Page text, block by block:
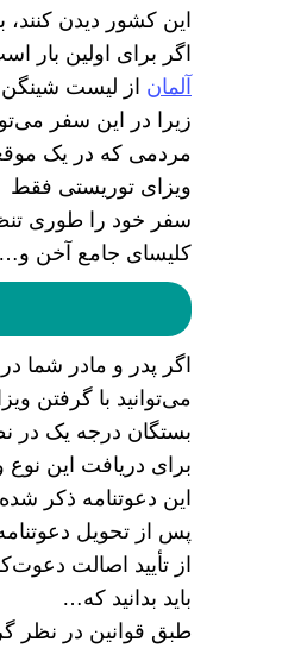
این کشور دیدن کنند،
اگر برای اولین بار
آلمان از لیست
زیرا در این سفر
مردمی که در یک
سفر خود را طوری
کلیسای جامع آخن
اگر پدر و مادر شما
می‌توانید با گرفتن
بستگان درجه یک در
برای دریافت این نوع
این دعوتنامه ذکر
پس از تحویل
از تأیید اصالت
باید بدانید که…
طبق قوانین در نظر